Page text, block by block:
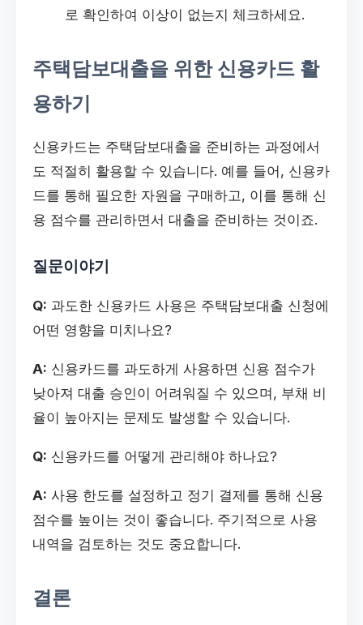
로 확인하여 이상이 없는지 체크하세요.
주택담보대출을 위한 신용카드 활
용하기
신용카드는 주택담보대출을 준비하는 과정에서
도 적절히 활용할 수 있습니다. 예를 들어, 신용카
드를 통해 필요한 자원을 구매하고, 이를 통해 신
용 점수를 관리하면서 대출을 준비하는 것이죠.
질문이야기
Q: 과도한 신용카드 사용은 주택담보대출 신청에
어떤 영향을 미치나요?
A: 신용카드를 과도하게 사용하면 신용 점수가
낮아져 대출 승인이 어려워질 수 있으며, 부채 비
율이 높아지는 문제도 발생할 수 있습니다.
Q: 신용카드를 어떻게 관리해야 하나요?
A: 사용 한도를 설정하고 정기 결제를 통해 신용
점수를 높이는 것이 좋습니다. 주기적으로 사용
내역을 검토하는 것도 중요합니다.
결론